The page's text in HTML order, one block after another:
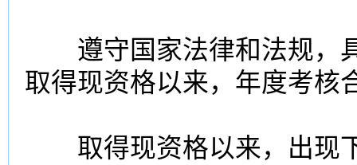
遵守国家法律和法规，
取得现资格以来，年度考核
取得现资格以来，出现